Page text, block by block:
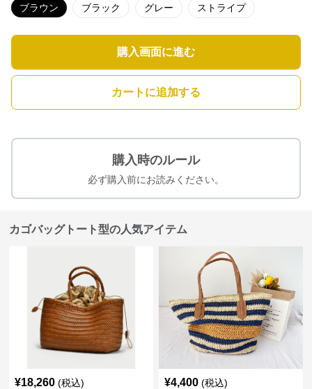
ブラウン ブラック グレー ストライプ
購入画面に進む
カートに追加する
購入時のルール
必ず購入前にお読みください。
カゴバッグトート型の人気アイテム
¥18,260 (税込) ¥4,400 (税込)